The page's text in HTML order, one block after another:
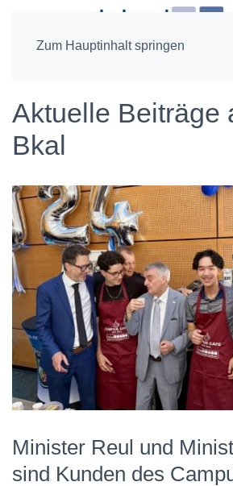
Zum Hauptinhalt springen
Aktuelle Beiträge
Bkal
Minister Reul und
sind Kunden des